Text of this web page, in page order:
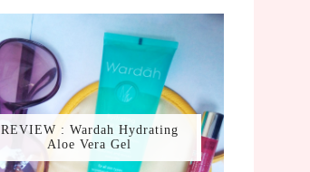
REVIEW : Wardah Hydrating
Aloe Vera Gel